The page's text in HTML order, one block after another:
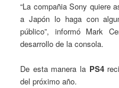
“La compañia Sony quiere
a Japón lo haga con
público”, informó Mark
desarrollo de la consola.
De esta manera la PS4
del próximo año.